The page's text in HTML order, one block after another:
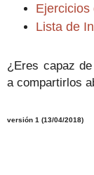
Ejercicios
Lista de
¿Eres capaz
a compartirlos
versión 1 (13/04/2018)